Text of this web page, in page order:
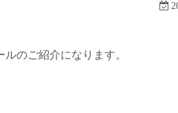
のご紹介になります。